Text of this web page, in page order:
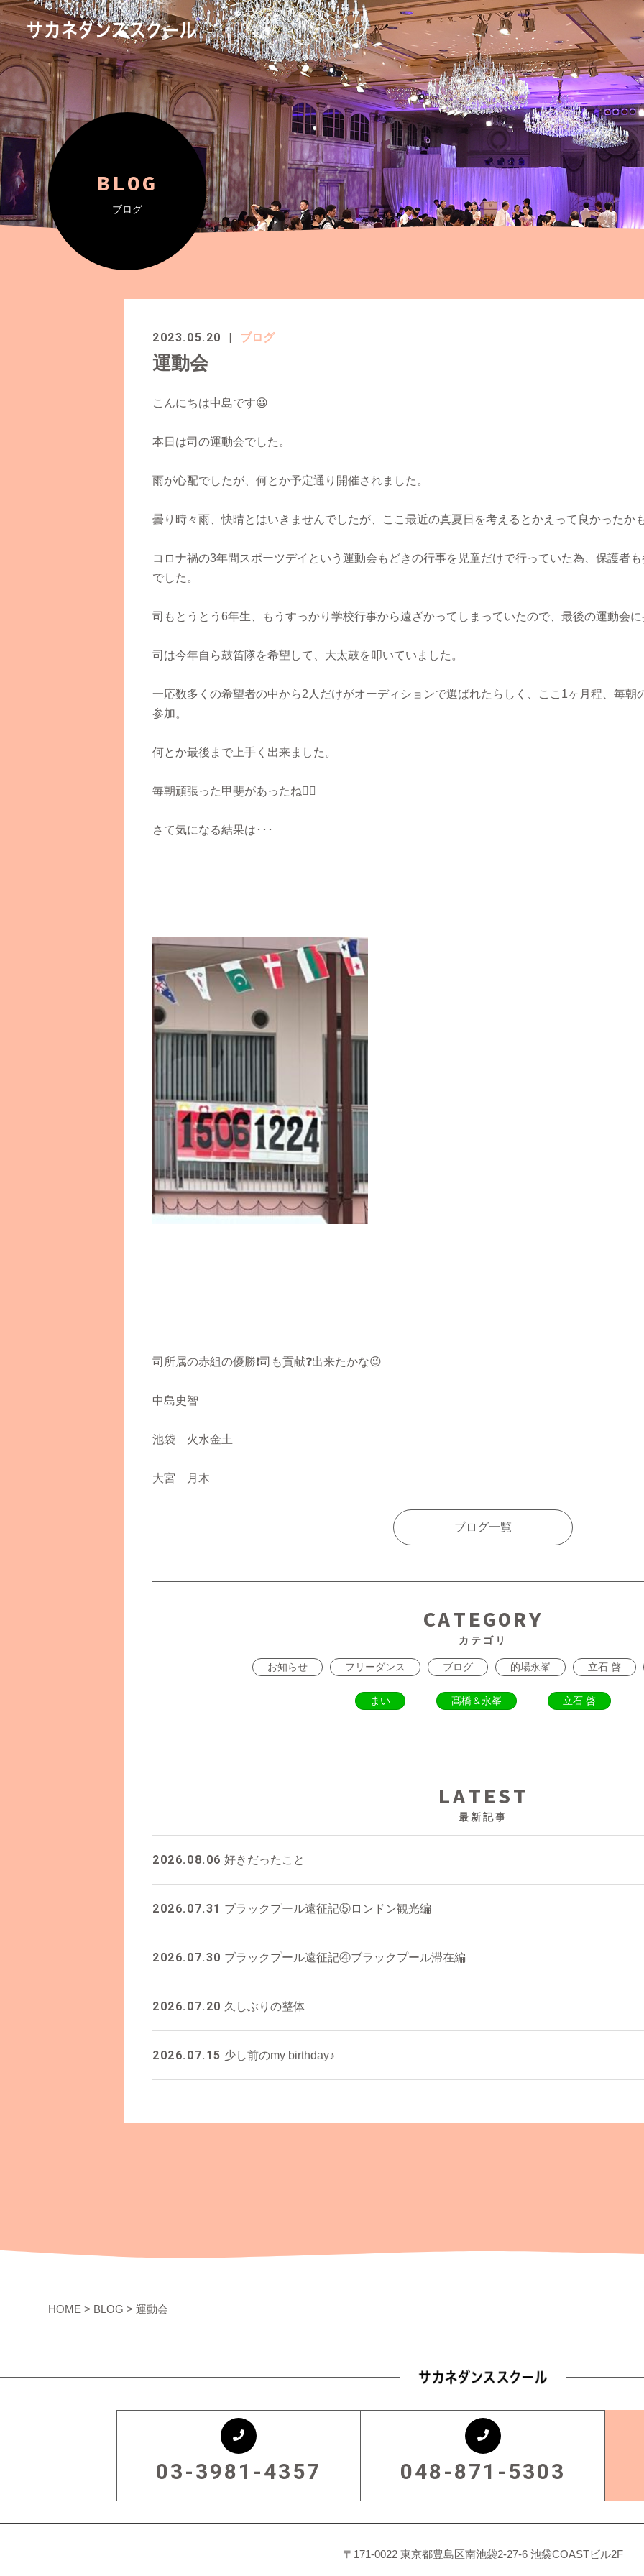
BLOG
ブログ
2023.05.20 ブログ
運動会
こんにちは中島です😀
本日は司の運動会でした。
雨が心配でしたが、何とか予定通り開催されました。
曇り時々雨、快晴とはいきませんでしたが、ここ最近の真夏日を考えるとかえって良かったか
コロナ禍の3年間スポーツデイという運動会もどきの行事を児童だけで行っていた為、保護者
でした。
司もとうとう 6年生、もうすっかり学校行事から遠ざかってしまっていたので、最後の運動会
司は今年自ら鼓笛隊を希望して、大太鼓を叩いていました。
一応数多くの希望者の中から2 人だけがオーディションで選ばれたらしく、ここ 1ヶ月程、毎朝
参加。
何とか最後まで上手く出来ました。
毎朝頑張った甲斐があったね👍🏻
さて気になる結果は･･･
司所属の赤組の優勝❗️司も貢献❓出来たかな😉
中島史智
池袋 火水金土
大宮 月木
ブログ一覧
CATEGORY
カテゴリ
お知らせ フリーダンス ブログ 的場永峯 立石 啓
まい 髙橋＆永峯 立石 啓
LATEST
最新記事
2026.08.06 好きだったこと
2026.07.31 ブラックプール遠征記⑤ロンドン観光編
2026.07.30 ブラックプール遠征記④ブラックプール滞在編
2026.07.20 久しぶりの整体
2026.07.15 少し前のmy birthday♪
HOME> BLOG > 運動会
03-3981-4357 048-871-5303
〒171-0022 東京都豊島区南池袋2-27-6 池袋COASTビル2F